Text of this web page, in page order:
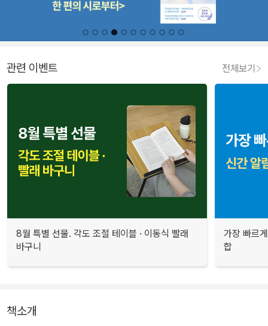
관련 이벤트 전체보기
8월 특별 선물. 각도 조절 테이블 · 이동식 빨래
바구니
가장 빠르
합
책소개